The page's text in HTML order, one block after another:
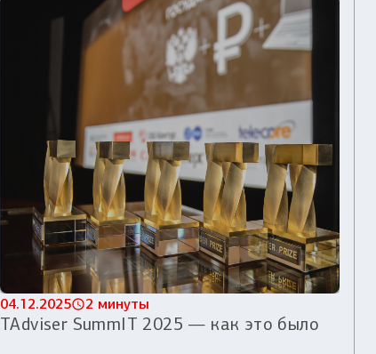
04.12.2025 2 минуты
TAdviser SummIT 2025 — как это было